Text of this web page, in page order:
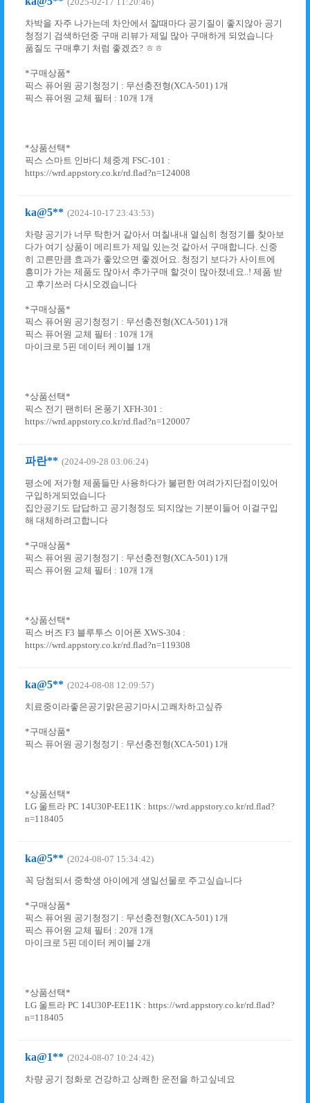
차박을 자주 나가는데 차안에서 잘때마다 공기질이 좋지않아 공기
청정기 검색하던중 구매 리뷰가 제일 많아 구매하게 되었습니다
품질도 구매후기 처럼 좋겠죠? ㅎㅎ
*구매상품*
픽스 퓨어원 공기청정기 : 무선충전형(XCA-501) 1개
픽스 퓨어원 교체 필터 : 10개 1개
*상품선택*
픽스 스마트 인바디 체중계 FSC-101 :
https://wrd.appstory.co.kr/rd.flad?n=124008
ka@5** (2024-10-17 23:43:53)
차량 공기가 너무 탁한거 같아서 며칠내내 열심히 청정기를 찾아보
다가 여기 상품이 메리트가 제일 있는것 같아서 구매합니다. 신중
히 고른만큼 효과가 좋았으면 좋겠어요. 청정기 보다가 사이트에
흥미가 가는 제품도 많아서 추가구매 할것이 많아졌네요..! 제품 받
고 후기쓰러 다시오겠습니다
*구매상품*
픽스 퓨어원 공기청정기 : 무선충전형(XCA-501) 1개
픽스 퓨어원 교체 필터 : 10개 1개
마이크로 5핀 데이터 케이블 1개
*상품선택*
픽스 전기 팬히터 온풍기 XFH-301 :
https://wrd.appstory.co.kr/rd.flad?n=120007
파란** (2024-09-28 03:06:24)
평소에 저가형 제품들만 사용하다가 불편한 여려가지단점이있어
구입하게되었습니다
집안공기도 답답하고 공기청정도 되지않는 기분이들어 이걸구입
해 대체하려고합니다
*구매상품*
픽스 퓨어원 공기청정기 : 무선충전형(XCA-501) 1개
픽스 퓨어원 교체 필터 : 10개 1개
*상품선택*
픽스 버즈 F3 블루투스 이어폰 XWS-304 :
https://wrd.appstory.co.kr/rd.flad?n=119308
ka@5** (2024-08-08 12:09:57)
치료중이라좋은공기맑은공기마시고쾌차하고싶쥬
*구매상품*
픽스 퓨어원 공기청정기 : 무선충전형(XCA-501) 1개
*상품선택*
LG 울트라 PC 14U30P-EE11K : https://wrd.appstory.co.kr/rd.flad?
n=118405
ka@5** (2024-08-07 15:34:42)
꼭 당첨되서 중학생 아이에게 생일선물로 주고싶습니다
*구매상품*
픽스 퓨어원 공기청정기 : 무선충전형(XCA-501) 1개
픽스 퓨어원 교체 필터 : 20개 1개
마이크로 5핀 데이터 케이블 2개
*상품선택*
LG 울트라 PC 14U30P-EE11K : https://wrd.appstory.co.kr/rd.flad?
n=118405
ka@1** (2024-08-07 10:24:42)
차량 공기 정화로 건강하고 상쾌한 운전을 하고싶네요